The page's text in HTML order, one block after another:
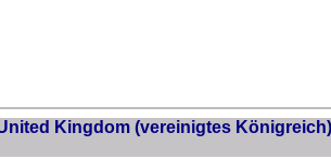
Kingdom (vereinigtes